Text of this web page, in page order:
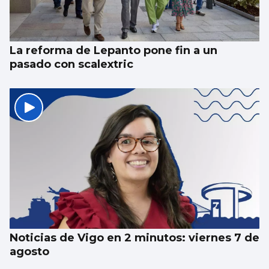
La reforma de Lepanto pone fin a un
pasado con scalextric
Noticias de Vigo en 2 minutos: viernes 7 de
agosto